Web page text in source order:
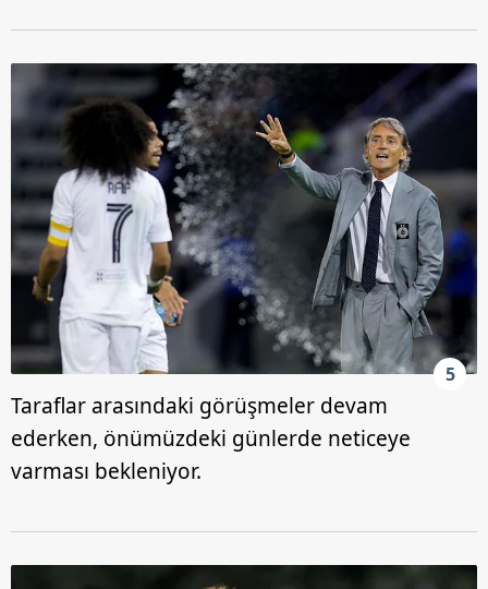
verileriniz işlenmekte olup gerekli olan çerezler bilgi
kullanılmaktadır. Diğer çerezler, sitemizin daha işlevsel
kılınması ve kişiselleştirilmesi ve sizlere yönelik
reklam/pazarlama faaliyetlerinin yapılması, amaçlarıyla
sınırlı olarak açık rızanız dahilinde kullanılacaktır.
Çerezlere ilişkin tercihlerinizi aşağıda yer alan panel
vasıtasıyla belirleyebilirsiniz. Çerezlere ilişkin detaylı bilgi
için Ayarlar butonuna tıklayabilir,
Çerez Bilgilendirme
Metnimizi
ziyaret edebilirsiniz.
6698 sayılı Kişisel Verilerin Korunması Kanunu uyarınca
hazırlanmış Aydınlatma Metnimizi okumak ve sitemizde
ilgili mevzuata uygun olarak kullanılan çerezlerle ilgili bilgi
tıklayınız
5
Taraflar arasındaki görüşmeler devam
ederken, önümüzdeki günlerde neticeye
varması bekleniyor.